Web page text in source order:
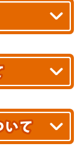
ら▶
ございます。
。
(税込)